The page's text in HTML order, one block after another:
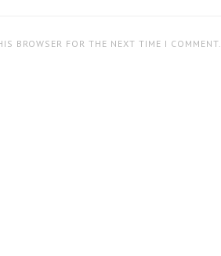
BROWSER FOR THE NEXT TIME I COMMENT.